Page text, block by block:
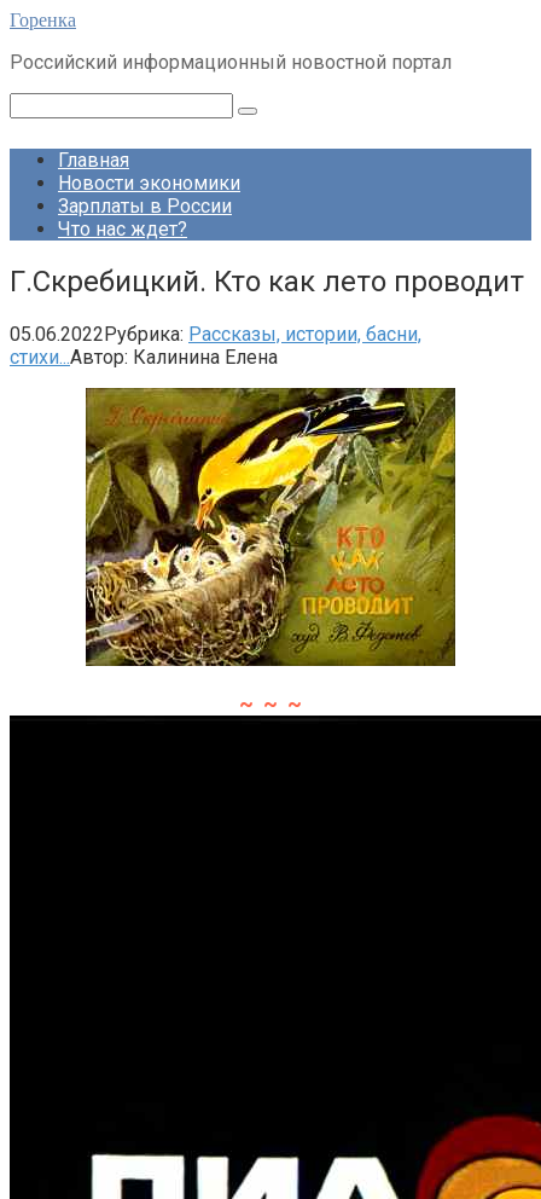
Перейти
контенту
Горенка
Российский информационный новостной портал
Главная
Новости экономики
Зарплаты в России
Что нас ждет?
Г.Скребицкий. Кто как лето проводит
05.06.2022Рубрика: Рассказы, истории, басни,
стихи...Автор: Калинина Елена
~ ~ ~